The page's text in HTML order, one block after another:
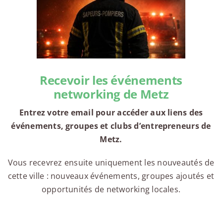
Recevoir les événements
networking de Metz
Entrez votre email pour accéder aux liens des
événements, groupes et clubs d’entrepreneurs de
Metz.
Vous recevrez ensuite uniquement les nouveautés de
cette ville : nouveaux événements, groupes ajoutés et
opportunités de networking locales.